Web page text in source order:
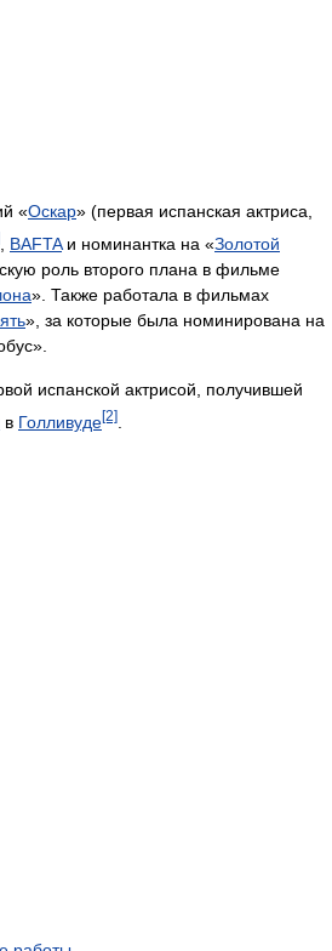
«Оскар» (первая испанская актриса,
BAFTAи номинантка на «Золотой
роль второго плана в фильме
». Также работала в фильмах
», за которые была номинирована на
испанской актрисой, получившей
в Голливуде[2]